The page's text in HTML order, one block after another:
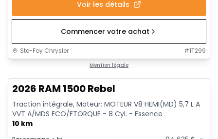
Voir les détails
Commencer votre achat
Ste-Foy Chrysler #1T299
Mention légale
2026 RAM 1500 Rebel
Traction intégrale, Moteur: MOTEUR V8 HEMI(MD) 5,7 L A
VVT A/MDS ECO/ETORQUE - 8 Cyl. - Essence
10 km